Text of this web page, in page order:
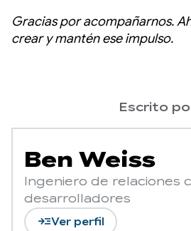
Gracias por acompañarnos.
crear y mantén ese impulso.
Escrito
Ben Weiss
Ingeniero de relaciones
desarrolladores
read_moreVer perfil